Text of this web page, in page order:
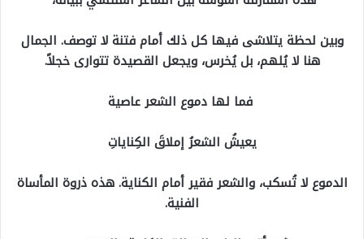
وبين لحظة يتلاشى فيها كل ذلك أمام فتنة لا توصف. الجمال
هنا لا يُلهم، بل يُخرس، ويجعل القصيدة تتوارى خجلاً.
فما لها دموع الشعر عاصية
يعيشُ الشعرُ إملاقَ الكِناياتِ
الدموع لا تُسكب، والشعر فقير أمام الكناية. هذه ذروة المأساة
الفنية.